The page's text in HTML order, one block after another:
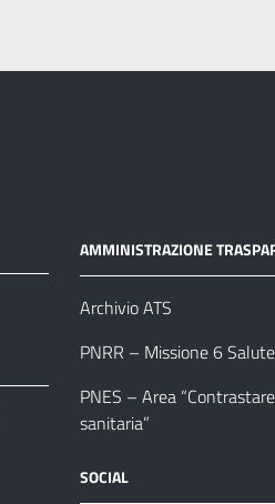
AMMINISTRAZIONE
Archivio ATS
PNRR – Missione 6 Salute
PNES – Area
sanitaria”
SOCIAL